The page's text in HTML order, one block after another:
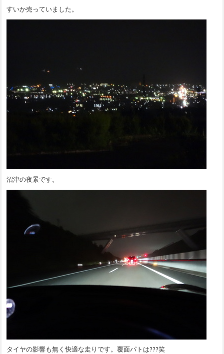
すいか売っていました。
沼津の夜景です。
タイヤの影響も無く快適な走りです。覆面パトは???笑